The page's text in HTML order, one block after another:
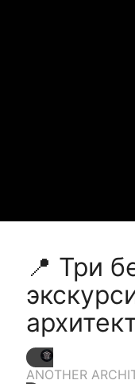
📍 Три
ANOTHER